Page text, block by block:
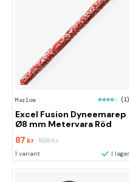
Marlow (1)
Excel Fusion Dyneemarep
Ø8 mm Metervara Röd
87 kr 109kr
1 variant I lager